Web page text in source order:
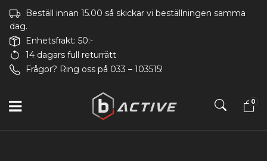
Beställ innan 15.00 så skickar vi beställningen samma
dag.
Enhetsfrakt: 50:-
14 dagars full returrätt
Frågor? Ring oss på 033 – 103515!
0